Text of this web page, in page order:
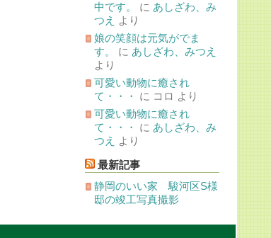
中です。
に あしざわ、み
つえ
より
娘の笑顔は元気がでま
す。
に あしざわ、みつえ
より
可愛い動物に癒され
て・・・
に コロ より
可愛い動物に癒され
て・・・
に あしざわ、み
つえ
より
最新記事
静岡のいい家 駿河区S様
邸の竣工写真撮影